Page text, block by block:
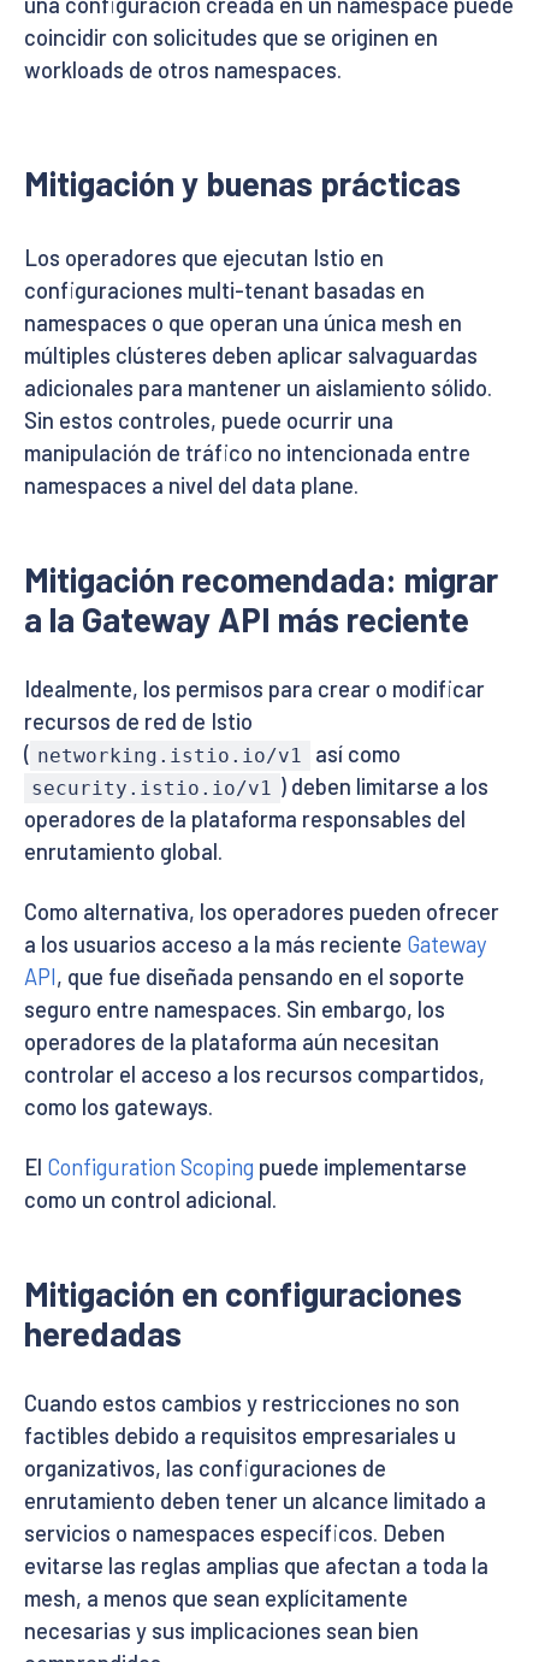
coincidir con solicitudes que se originen en
workloads de otros namespaces.
Mitigación y buenas prácticas
Los operadores que ejecutan Istio en
configuraciones multi-tenant basadas en
namespaces o que operan una única mesh en
múltiples clústeres deben aplicar salvaguardas
adicionales para mantener un aislamiento sólido.
Sin estos controles, puede ocurrir una
manipulación de tráfico no intencionada entre
namespaces a nivel del data plane.
Mitigación recomendada: migrar
a la Gateway API más reciente
Idealmente, los permisos para crear o modificar
recursos de red de Istio
( networking.istio.io/v1 así como
security.istio.io/v1 ) deben limitarse a los
operadores de la plataforma responsables del
enrutamiento global.
Como alternativa, los operadores pueden ofrecer
a los usuarios acceso a la más reciente Gateway
API, que fue diseñada pensando en el soporte
seguro entre namespaces. Sin embargo, los
operadores de la plataforma aún necesitan
controlar el acceso a los recursos compartidos,
como los gateways.
El Configuration Scoping puede implementarse
como un control adicional.
Mitigación en configuraciones
heredadas
Cuando estos cambios y restricciones no son
factibles debido a requisitos empresariales u
organizativos, las configuraciones de
enrutamiento deben tener un alcance limitado a
servicios o namespaces específicos. Deben
evitarse las reglas amplias que afectan a toda la
mesh, a menos que sean explícitamente
necesarias y sus implicaciones sean bien